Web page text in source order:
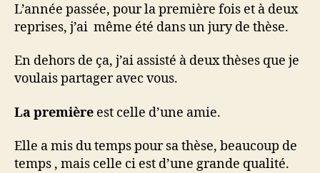
L’année passée, pour la première fois et à deux
reprises, j’ai même été dans un jury de thèse.
En dehors de ça, j’ai assisté à deux thèses que je
voulais partager avec vous.
La première est celle d’une amie.
Elle a mis du temps pour sa thèse, beaucoup de
temps , mais celle ci est d’une grande qualité.